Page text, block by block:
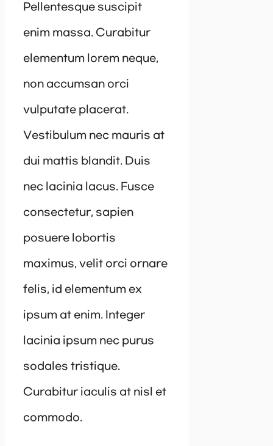
Pellentesque suscipit
enim massa. Curabitur
elementum lorem neque,
non accumsan orci
vulputate placerat.
Vestibulum nec mauris at
dui mattis blandit. Duis
nec lacinia lacus. Fusce
consectetur, sapien
posuere lobortis
maximus, velit orci ornare
felis, id elementum ex
ipsum at enim. Integer
lacinia ipsum nec purus
sodales tristique.
Curabitur iaculis at nisl et
commodo.